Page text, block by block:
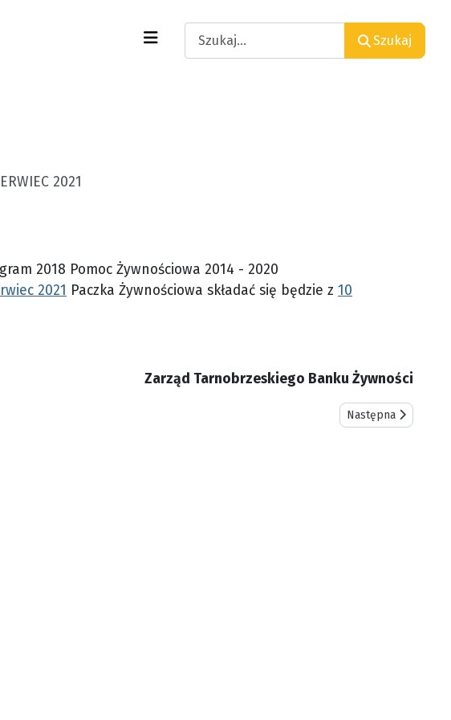
Search
Szukaj
2021
2018 Pomoc Żywnościowa 2014 - 2020
2021 Paczka Żywnościowa składać się będzie z 10
Zarząd Tarnobrzeskiego Banku Żywności
Następna strona:
Następna